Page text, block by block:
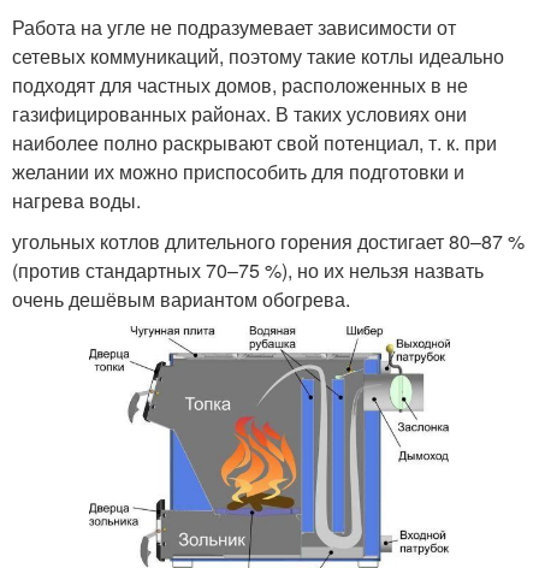
котёл
Котлы с водяным
контуром
Дизельные котлы
Работа на угле не подразумевает зависимости от
сетевых коммуникаций, поэтому такие котлы идеально
подходят для частных домов, расположенных в не
газифицированных районах. В таких условиях они
наиболее полно раскрывают свой потенциал, т. к. при
желании их можно приспособить для подготовки и
нагрева воды.
угольных котлов длительного горения достигает 80–87 %
(против стандартных 70–75 %), но их нельзя назвать
очень дешёвым вариантом обогрева.